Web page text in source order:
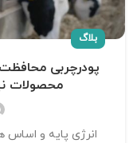
بلاگ
پودرچربی
محصولات
انرژی پایه و اساس